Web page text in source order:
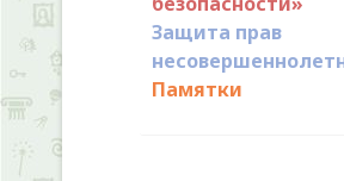
Защита прав
Памятки